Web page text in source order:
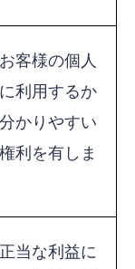
客様の個人
利用するか
かりやすい
利を有しま
当な利益に